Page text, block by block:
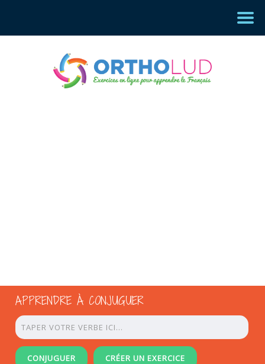
APPRENDRE À CONJUGUER
CONJUGUER CRÉER UN EXERCICE